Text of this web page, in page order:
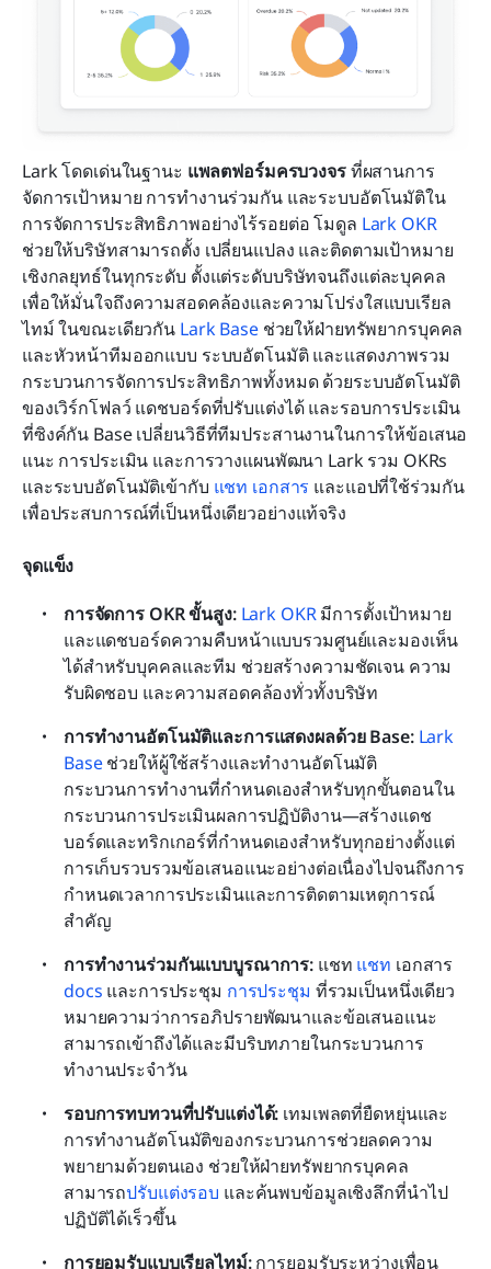
Lark โดดเด่นในฐานะ แพลตฟอร์มครบวงจร ที่ผสานการ
จัดการเป้าหมาย การทำงานร่วมกัน และระบบอัตโนมัติใน
การจัดการประสิทธิภาพอย่างไร้รอยต่อ โมดูล Lark OKR
ช่วยให้บริษัทสามารถตั้ง เปลี่ยนแปลง และติดตามเป้าหมาย
เชิงกลยุทธ์ในทุกระดับ ตั้งแต่ระดับบริษัทจนถึงแต่ละบุคคล
เพื่อให้มั่นใจถึงความสอดคล้องและความโปร่งใสแบบเรียล
ไทม์ ในขณะเดียวกัน Lark Base ช่วยให้ฝ่ายทรัพยากรบุคคล
และหัวหน้าทีมออกแบบ ระบบอัตโนมัติ และแสดงภาพรวม
กระบวนการจัดการประสิทธิภาพทั้งหมด ด้วยระบบอัตโนมัติ
ของเวิร์กโฟลว์ แดชบอร์ดที่ปรับแต่งได้ และรอบการประเมิน
ที่ซิงค์กัน Base เปลี่ยนวิธีที่ทีมประสานงานในการให้ข้อเสนอ
แนะ การประเมิน และการวางแผนพัฒนา Lark รวม OKRs
และระบบอัตโนมัติเข้ากับ แชท เอกสาร และแอปที่ใช้ร่วมกัน
เพื่อประสบการณ์ที่เป็นหนึ่งเดียวอย่างแท้จริง
จุดแข็ง
การจัดการ OKR ขั้นสูง: Lark OKR มีการตั้งเป้าหมาย
และแดชบอร์ดความคืบหน้าแบบรวมศูนย์และมองเห็น
ได้สำหรับบุคคลและทีม ช่วยสร้างความชัดเจน ความ
รับผิดชอบ และความสอดคล้องทั่วทั้งบริษัท
การทำงานอัตโนมัติและการแสดงผลด้วย Base: Lark
Base ช่วยให้ผู้ใช้สร้างและทำงานอัตโนมัติ
กระบวนการทำงานที่กำหนดเองสำหรับทุกขั้นตอนใน
กระบวนการประเมินผลการปฏิบัติงาน—สร้างแดช
บอร์ดและทริกเกอร์ที่กำหนดเองสำหรับทุกอย่างตั้งแต่
การเก็บรวบรวมข้อเสนอแนะอย่างต่อเนื่องไปจนถึงการ
กำหนดเวลาการประเมินและการติดตามเหตุการณ์
สำคัญ
การทำงานร่วมกันแบบบูรณาการ: แชท แชท
docs และการประชุม การประชุม ที่รวมเป็นหนึ่งเดียว
หมายความว่าการอภิปรายพัฒนาและข้อเสนอแนะ
สามารถเข้าถึงได้และมีบริบทภายในกระบวนการ
ทำงานประจำวัน
รอบการทบทวนที่ปรับแต่งได้: เทมเพลตที่ยืดหยุ่นและ
การทำงานอัตโนมัติของกระบวนการช่วยลดความ
พยายามด้วยตนเอง ช่วยให้ฝ่ายทรัพยากรบุคคล
สามารถปรับแต่งรอบ และค้นพบข้อมูลเชิงลึกที่นำไป
ปฏิบัติได้เร็วขึ้น
การยอมรับแบบเรียลไทม์: การยอมรับระหว่างเพื่อน